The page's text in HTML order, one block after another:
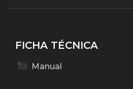
FICHA TÉCNICA
Manual